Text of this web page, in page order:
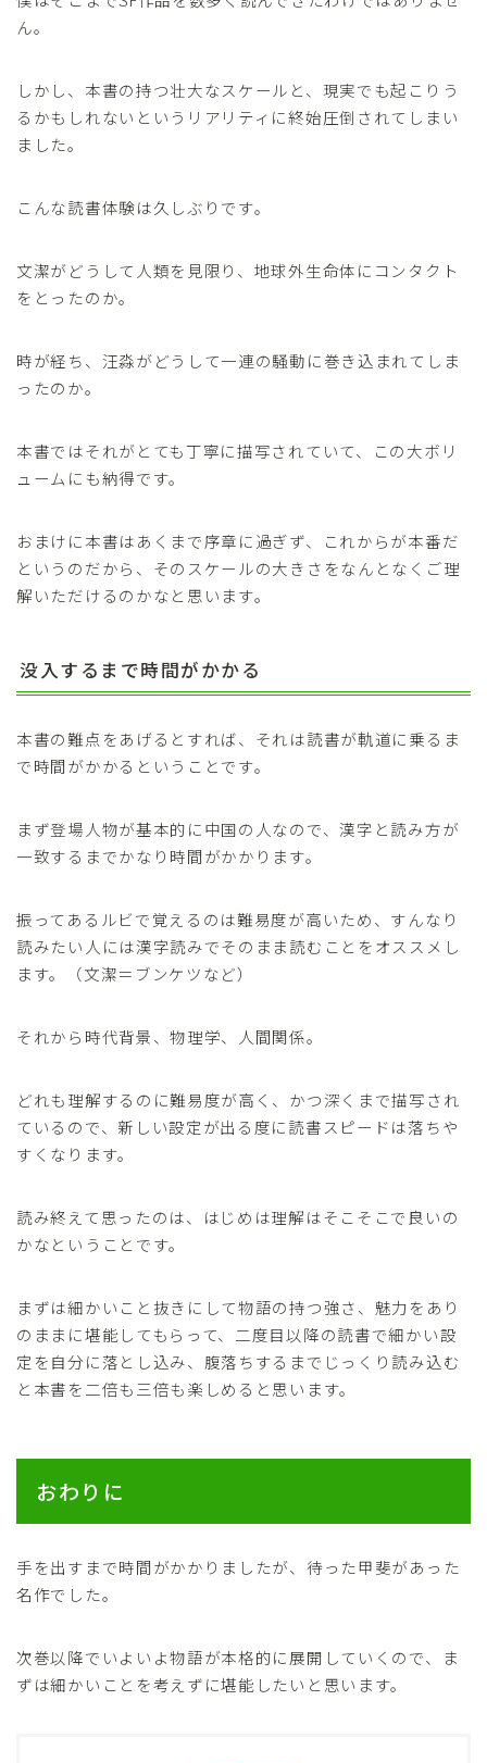
ん。
しかし、本書の持つ壮大なスケールと、現実でも起こりう
るかもしれないというリアリティに終始圧倒されてしまい
ました。
こんな読書体験は久しぶりです。
文潔がどうして人類を見限り、地球外生命体にコンタクト
をとったのか。
時が経ち、汪淼がどうして一連の騒動に巻き込まれてしま
ったのか。
本書ではそれがとても丁寧に描写されていて、この大ボリ
ュームにも納得です。
おまけに本書はあくまで序章に過ぎず、これからが本番だ
というのだから、そのスケールの大きさをなんとなくご理
解いただけるのかなと思います。
没入するまで時間がかかる
本書の難点をあげるとすれば、それは読書が軌道に乗るま
で時間がかかるということです。
まず登場人物が基本的に中国の人なので、漢字と読み方が
一致するまでかなり時間がかかります。
振ってあるルビで覚えるのは難易度が高いため、すんなり
読みたい人には漢字読みでそのまま読むことをオススメし
ます。（文潔＝ブンケツなど）
それから時代背景、物理学、人間関係。
どれも理解するのに難易度が高く、かつ深くまで描写され
ているので、新しい設定が出る度に読書スピードは落ちや
すくなります。
読み終えて思ったのは、はじめは理解はそこそこで良いの
かなということです。
まずは細かいこと抜きにして物語の持つ強さ、魅力をあり
のままに堪能してもらって、二度目以降の読書で細かい設
定を自分に落とし込み、腹落ちするまでじっくり読み込む
と本書を二倍も三倍も楽しめると思います。
おわりに
手を出すまで時間がかかりましたが、待った甲斐があった
名作でした。
次巻以降でいよいよ物語が本格的に展開していくので、ま
ずは細かいことを考えずに堪能したいと思います。